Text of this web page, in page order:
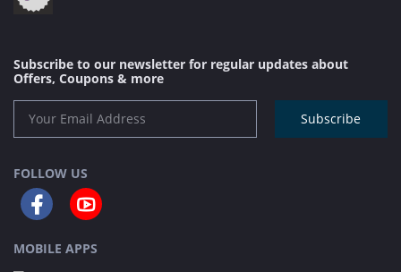
Subscribe to our newsletter for regular updates about
Offers, Coupons & more
Subscribe
FOLLOW US
MOBILE APPS